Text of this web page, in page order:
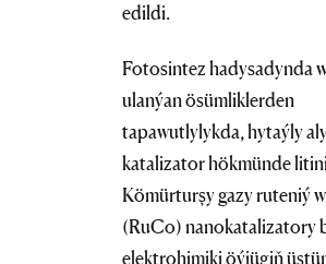
edildi.
Fotosintez hadysadynda
ulanýan ösümliklerden
tapawutlylykda, hytaýly
katalizator hökmünde
Kömürturşy gazy ruteniý
(RuCo) nanokatalizatory
elektrohimiki öýjügiň